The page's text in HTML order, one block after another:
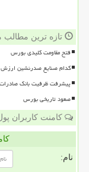
تازه ترین مطالب
فتح مقاومت کلیدی بورس
کدام صنایع صدرنشین ارزش بازار
پیشرفت ظرفیت بانک صادرات
صعود تاریخی بورس
کامنت کاربران
نام: